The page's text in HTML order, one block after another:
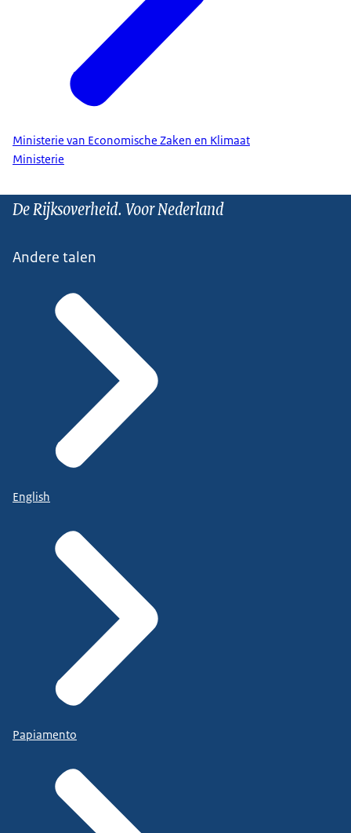
Ministerie van Economische Zaken en Klimaat
Ministerie
De Rijksoverheid. Voor Nederland
Andere talen
English
Papiamento